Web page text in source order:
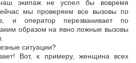
наш экипаж не успел бы вовремя
мы проверяем все вызовы по
и оператор перезванивает по
образом на явно ложные вызовы
ситуации?
Вот, к примеру, женщина всех